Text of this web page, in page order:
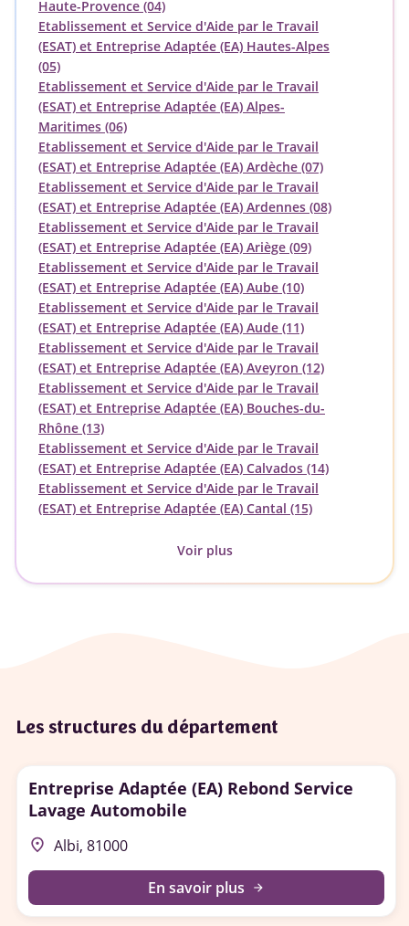
Haute-Provence (04)
Etablissement et Service d'Aide par le Travail
(ESAT) et Entreprise Adaptée (EA) Hautes-Alpes
(05)
Etablissement et Service d'Aide par le Travail
(ESAT) et Entreprise Adaptée (EA) Alpes-
Maritimes (06)
Etablissement et Service d'Aide par le Travail
(ESAT) et Entreprise Adaptée (EA) Ardèche (07)
Etablissement et Service d'Aide par le Travail
(ESAT) et Entreprise Adaptée (EA) Ardennes (08)
Etablissement et Service d'Aide par le Travail
(ESAT) et Entreprise Adaptée (EA) Ariège (09)
Etablissement et Service d'Aide par le Travail
(ESAT) et Entreprise Adaptée (EA) Aube (10)
Etablissement et Service d'Aide par le Travail
(ESAT) et Entreprise Adaptée (EA) Aude (11)
Etablissement et Service d'Aide par le Travail
(ESAT) et Entreprise Adaptée (EA) Aveyron (12)
Etablissement et Service d'Aide par le Travail
(ESAT) et Entreprise Adaptée (EA) Bouches-du-
Rhône (13)
Etablissement et Service d'Aide par le Travail
(ESAT) et Entreprise Adaptée (EA) Calvados (14)
Etablissement et Service d'Aide par le Travail
(ESAT) et Entreprise Adaptée (EA) Cantal (15)
Voir plus
Les structures du département
Entreprise Adaptée (EA) Rebond Service
Lavage Automobile
place Albi, 81000
En savoir plus arrow_forward